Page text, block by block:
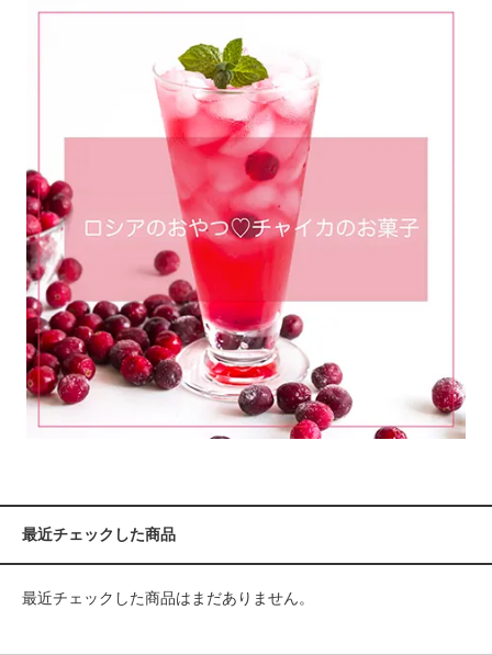
最近チェックした商品
最近チェックした商品はまだありません。